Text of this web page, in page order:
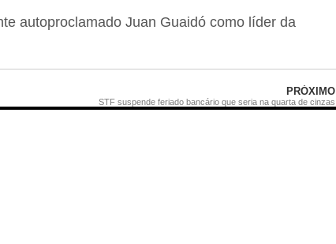
autoproclamado Juan Guaidó como líder da
PRÓXIMO
STF suspende feriado bancário que seria na quarta de cinzas